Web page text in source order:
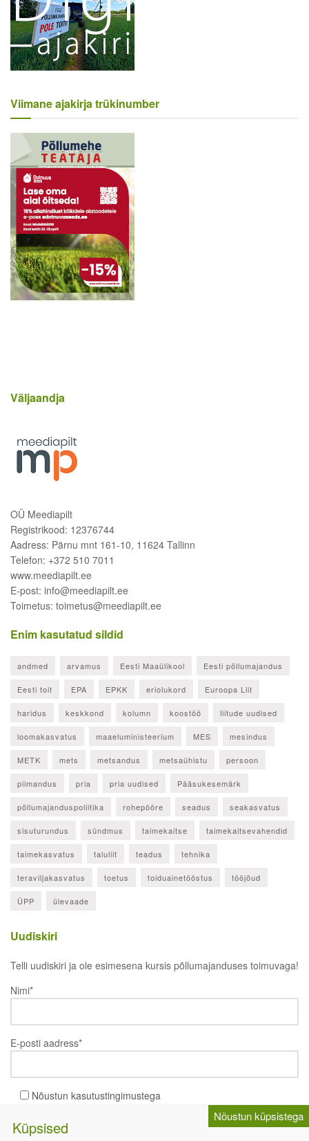
Viimane ajakirja trükinumber
Väljaandja
OÜ Meediapilt
Registrikood: 12376744
Aadress: Pärnu mnt 161-10, 11624 Tallinn
Telefon: +372 510 7011
www.meediapilt.ee
E-post: info@meediapilt.ee
Toimetus: toimetus@meediapilt.ee
Enim kasutatud sildid
andmed arvamus Eesti Maaülikool Eesti põllumajandus
Eesti toit EPA EPKK eriolukord Euroopa Liit
haridus keskkond kolumn koostöö liitude uudised
loomakasvatus maaeluministeerium MES mesindus
METK mets metsandus metsaühistu persoon
piimandus pria pria uudised Pääsukesemärk
põllumajanduspoliitika rohepööre seadus seakasvatus
sisuturundus sündmus taimekaitse taimekaitsevahendid
taimekasvatus taluliit teadus tehnika
teraviljakasvatus toetus toiduainetööstus tööjõud
ÜPP ülevaade
Uudiskiri
Telli uudiskiri ja ole esimesena kursis põllumajanduses toimuvaga!
Nimi*
E-posti aadress*
Nõustun kasutustingimustega